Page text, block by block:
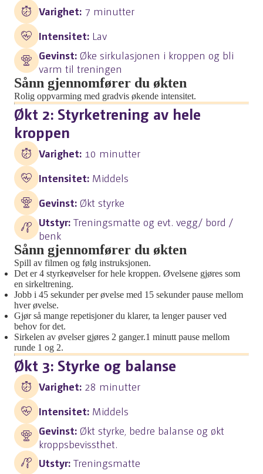
Varighet: 7 minutter
Intensitet: Lav
Gevinst: Øke sirkulasjonen i kroppen og bli
varm til treningen
Sånn gjennomfører du økten
Rolig oppvarming med gradvis økende intensitet.
Økt 2: Styrketrening av hele
kroppen
Varighet: 10 minutter
Intensitet: Middels
Gevinst: Økt styrke
Utstyr: Treningsmatte og evt. vegg/ bord /
benk
Sånn gjennomfører du økten
Spill av filmen og følg instruksjonen.
Det er 4 styrkeøvelser for hele kroppen. Øvelsene gjøres som
en sirkeltrening.
Jobb i 45 sekunder per øvelse med 15 sekunder pause mellom
hver øvelse.
Gjør så mange repetisjoner du klarer, ta lenger pauser ved
behov for det.
Sirkelen av øvelser gjøres 2 ganger.1 minutt pause mellom
runde 1 og 2.
Økt 3: Styrke og balanse
Varighet: 28 minutter
Intensitet: Middels
Gevinst: Økt styrke, bedre balanse og økt
kroppsbevissthet.
Utstyr: Treningsmatte